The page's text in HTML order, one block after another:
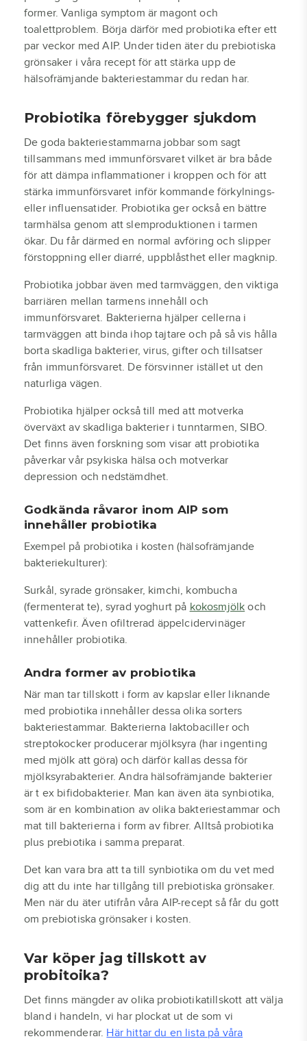
former. Vanliga symptom är magont och
toalettproblem. Börja därför med probiotika efter ett
par veckor med AIP. Under tiden äter du prebiotiska
grönsaker i våra recept för att stärka upp de
hälsofrämjande bakteriestammar du redan har.
Probiotika förebygger sjukdom
De goda bakteriestammarna jobbar som sagt
tillsammans med immunförsvaret vilket är bra både
för att dämpa inflammationer i kroppen och för att
stärka immunförsvaret inför kommande förkylnings-
eller influensatider. Probiotika ger också en bättre
tarmhälsa genom att slemproduktionen i tarmen
ökar. Du får därmed en normal avföring och slipper
förstoppning eller diarré, uppblåsthet eller magknip.
Probiotika jobbar även med tarmväggen, den viktiga
barriären mellan tarmens innehåll och
immunförsvaret. Bakterierna hjälper cellerna i
tarmväggen att binda ihop tajtare och på så vis hålla
borta skadliga bakterier, virus, gifter och tillsatser
från immunförsvaret. De försvinner istället ut den
naturliga vägen.
Probiotika hjälper också till med att motverka
överväxt av skadliga bakterier i tunntarmen, SIBO.
Det finns även forskning som visar att probiotika
påverkar vår psykiska hälsa och motverkar
depression och nedstämdhet.
Godkända råvaror inom AIP som
innehåller probiotika
Exempel på probiotika i kosten (hälsofrämjande
bakteriekulturer):
Surkål, syrade grönsaker, kimchi, kombucha
(fermenterat te), syrad yoghurt på kokosmjölk och
vattenkefir. Även ofiltrerad äppelcidervinäger
innehåller probiotika.
Andra former av probiotika
När man tar tillskott i form av kapslar eller liknande
med probiotika innehåller dessa olika sorters
bakteriestammar. Bakterierna laktobaciller och
streptokocker producerar mjölksyra (har ingenting
med mjölk att göra) och därför kallas dessa för
mjölksyrabakterier. Andra hälsofrämjande bakterier
är t ex bifidobakterier. Man kan även äta synbiotika,
som är en kombination av olika bakteriestammar och
mat till bakterierna i form av fibrer. Alltså probiotika
plus prebiotika i samma preparat.
Det kan vara bra att ta till synbiotika om du vet med
dig att du inte har tillgång till prebiotiska grönsaker.
Men när du äter utifrån våra AIP-recept så får du gott
om prebiotiska grönsaker i kosten.
Var köper jag tillskott av
probitoika?
Det finns mängder av olika probiotikatillskott att välja
bland i handeln, vi har plockat ut de som vi
rekommenderar. Här hittar du en lista på våra